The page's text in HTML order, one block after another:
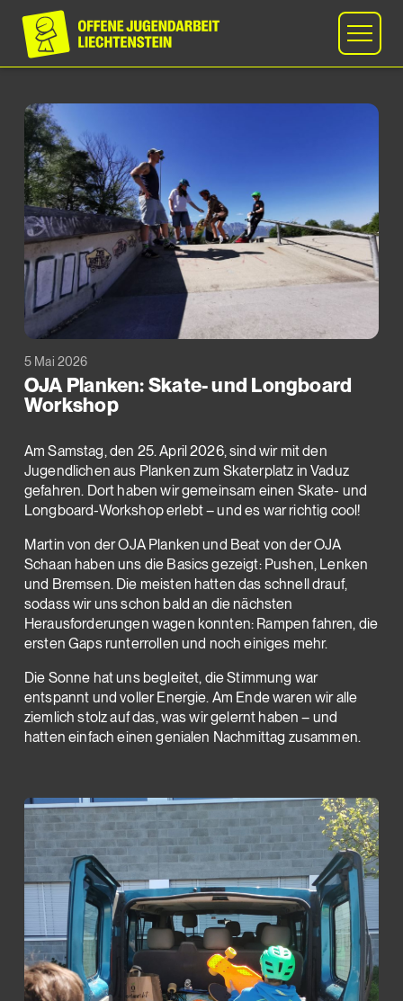
5 Mai 2026
OJA Planken: Skate- und Longboard
Workshop
Am Samstag, den 25. April 2026, sind wir mit den
Jugendlichen aus Planken zum Skaterplatz in Vaduz
gefahren. Dort haben wir gemeinsam einen Skate- und
Longboard-Workshop erlebt – und es war richtig cool!
Martin von der OJA Planken und Beat von der OJA
Schaan haben uns die Basics gezeigt: Pushen, Lenken
und Bremsen. Die meisten hatten das schnell drauf,
sodass wir uns schon bald an die nächsten
Herausforderungen wagen konnten: Rampen fahren, die
ersten Gaps runterrollen und noch einiges mehr.
Die Sonne hat uns begleitet, die Stimmung war
entspannt und voller Energie. Am Ende waren wir alle
ziemlich stolz auf das, was wir gelernt haben – und
hatten einfach einen genialen Nachmittag zusammen.